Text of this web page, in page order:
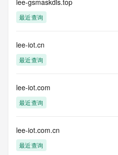
lee-gsmaskdls.top
最近查询
lee-iot.cn
最近查询
lee-iot.com
最近查询
lee-iot.com.cn
最近查询